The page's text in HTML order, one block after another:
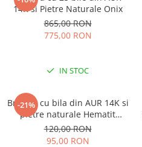
14K si Pietre Naturale Onix
865,00 RON
775,00 RON
IN STOC
-21%
Bratara cu bila din AUR 14K si
pietre naturale Hematit
discuri
120,00 RON
95,00 RON